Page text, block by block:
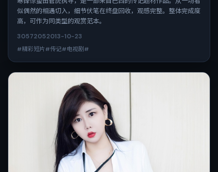
似偶然的相遇切入，细节伏笔在终盘回收，观感完整。整体完成度
高，可作为同类型的观赏范本。
30572052013-10-23
#精彩短片#传记#电视剧#